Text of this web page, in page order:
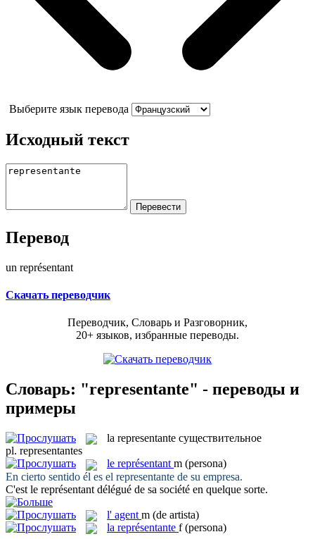
Выберите язык перевода
Исходный текст
Перевод
un représentant
Скачать переводчик
Переводчик, Словарь и Разговорник,
20+ языков, избранные переводы.
Словарь: "representante" - переводы и
примеры
la representante существительное
pl. representantes
le représentant m (persona)
En cierto sentido él es el representante de su empresa.
C'est le représentant délégué de sa société en quelque sorte.
l' agent m (de artista)
la représentante f (persona)